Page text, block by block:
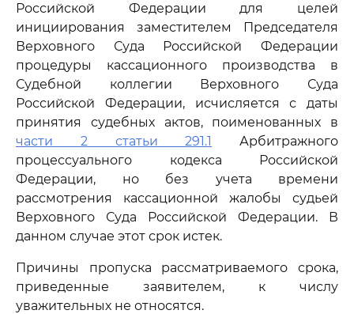
Российской Федерации для целей
инициирования заместителем Председателя
Верховного Суда Российской Федерации
процедуры кассационного производства в
Судебной коллегии Верховного Суда
Российской Федерации, исчисляется с даты
принятия судебных актов, поименованных в
части 2 статьи 291.1
Арбитражного
процессуального кодекса Российской
Федерации, но без учета времени
рассмотрения кассационной жалобы судьей
Верховного Суда Российской Федерации. В
данном случае этот срок истек.
Причины пропуска рассматриваемого срока,
приведенные заявителем, к числу
уважительных не относятся.